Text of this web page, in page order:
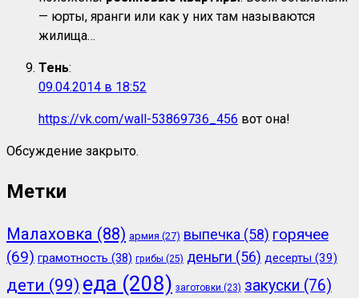
— юрты, яранги или как у них там называются
жилища…
Тень:
09.04.2014 в 18:52
https://vk.com/wall-53869736_456 вот она!
Обсуждение закрыто.
Метки
Малаховка (88) армия (27) выпечка (58) горячее
(69) грамотность (38) грибы (25) деньги (56) десерты (39)
дети (99) еда (208) заготовки (23) закуски (76)